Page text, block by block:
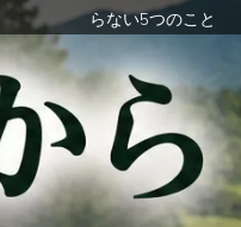
らない5つのこと